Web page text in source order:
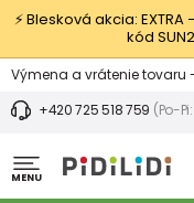
⚡ Blesková akcia:
kód
Výmena a vrátenie tovaru
Zľava 3,80 EUR na prvý
+420 725 518 759 (Po-
MENU